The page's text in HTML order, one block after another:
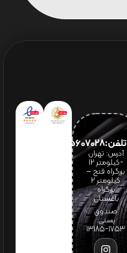
تلفن:65607028(021)
آدرس: تهران
-کیلومتر 12
بزرگراه فتح –
کیلومتر ۲
بزرگراه
باغستان
صندوق
پستی:
1753-13185